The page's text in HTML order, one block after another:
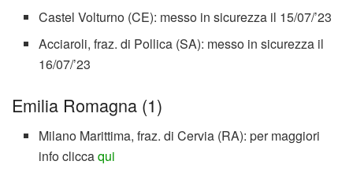
Castel Volturno (CE): messo in sicurezza il 15/07/’23
Acciaroli, fraz. di Pollica (SA): messo in sicurezza il
16/07/’23
Emilia Romagna (1)
Milano Marittima, fraz. di Cervia (RA): per maggiori
info cliccaqui